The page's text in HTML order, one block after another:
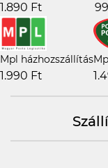
1.890 Ft
Mpl házhozszállítás
1.990 Ft